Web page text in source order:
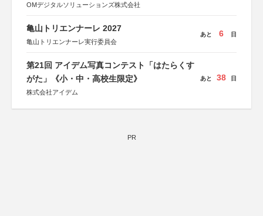
OMデジタルソリューションズ株式会社
亀山トリエンナーレ 2027
亀山トリエンナーレ実行委員会
あと 6 日
第21回 アイデム写真コンテスト「はたらくす
がた」《小・中・高校生限定》
株式会社アイデム
あと 38 日
PR